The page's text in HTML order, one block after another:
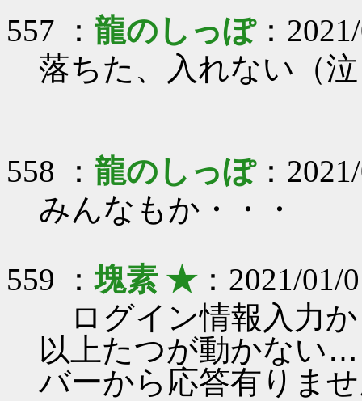
557 ： 龍のしっぽ：
落ちた、入れない（
558 ： 龍のしっぽ：
みんなもか・・・
559 ：塊素 ★：2021/01/
ログイン情報入力
以上たつが動かない
バーから応答有りま